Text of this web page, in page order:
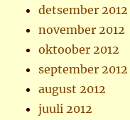
detsember 2012
november 2012
oktoober 2012
september 2012
august 2012
juuli 2012